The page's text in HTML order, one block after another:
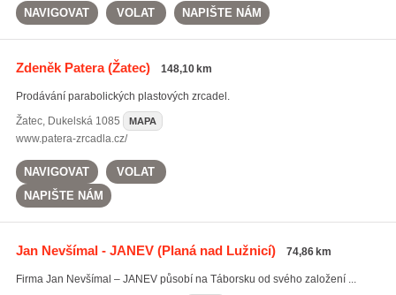
NAVIGOVAT VOLAT NAPIŠTE NÁM
Zdeněk Patera(Žatec) 148,10 km
Prodávání parabolických plastových zrcadel.
Žatec, Dukelská 1085 MAPA
www.patera-zrcadla.cz/
NAVIGOVAT
VOLAT
NAPIŠTE NÁM
Jan Nevšímal - JANEV(Planá nad Lužnicí) 74,86 km
Firma Jan Nevšímal – JANEV působí na Táborsku od svého založení ...